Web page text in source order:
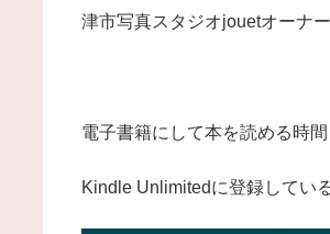
津市写真スタジオjouetオーナ
電子書籍にして本を読める時
Kindle Unlimitedに登録してい